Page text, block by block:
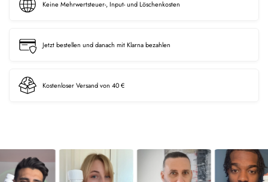
Keine Mehrwertsteuer-, Input- und Löschenkosten
Jetzt bestellen und danach mit Klarna bezahlen
Kostenloser Versand von 40 €